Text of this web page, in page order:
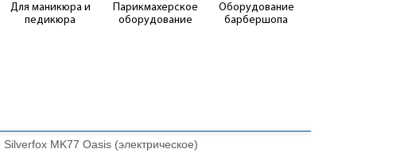
Для маникюра и
педикюра
Парикмахерское
оборудование
Оборудование
барбершопа
MK77 Oasis (электрическое)